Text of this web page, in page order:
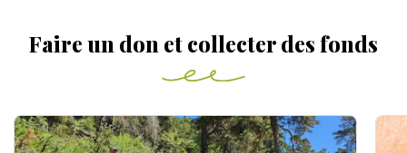
Faire un don et collecter des fonds